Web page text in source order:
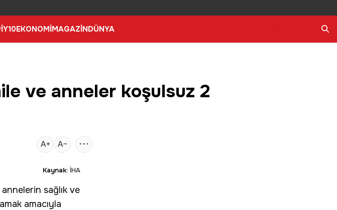
EKONOMİMAGAZİNDÜNYA
ve anneler koşulsuz 2
Kaynak: İHA
sağlık ve
amacıyla